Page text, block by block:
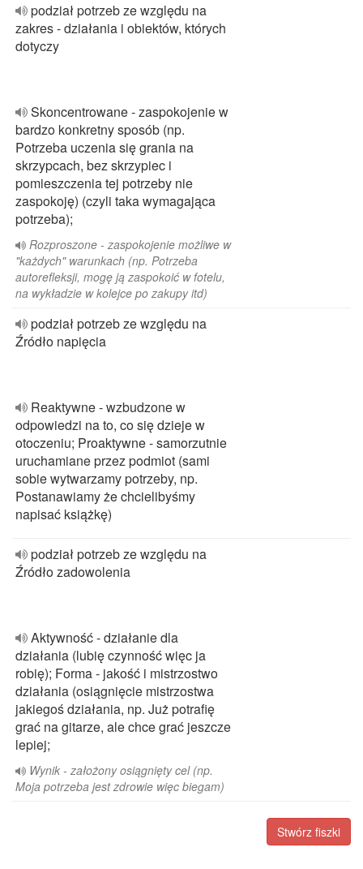
podział potrzeb ze względu na
zakres - działania i obiektów, których
dotyczy
Skoncentrowane - zaspokojenie w
bardzo konkretny sposób (np.
Potrzeba uczenia się grania na
skrzypcach, bez skrzypiec i
pomieszczenia tej potrzeby nie
zaspokoję) (czyli taka wymagająca
potrzeba);
Rozproszone - zaspokojenie możliwe w
"każdych" warunkach (np. Potrzeba
autorefleksji, mogę ją zaspokoić w fotelu,
na wykładzie w kolejce po zakupy itd)
podział potrzeb ze względu na
Źródło napięcia
Reaktywne - wzbudzone w
odpowiedzi na to, co się dzieje w
otoczeniu; Proaktywne - samorzutnie
uruchamiane przez podmiot (sami
sobie wytwarzamy potrzeby, np.
Postanawiamy że chcielibyśmy
napisać książkę)
podział potrzeb ze względu na
Źródło zadowolenia
Aktywność - działanie dla
działania (lubię czynność więc ja
robię); Forma - jakość i mistrzostwo
działania (osiągnięcie mistrzostwa
jakiegoś działania, np. Już potrafię
grać na gitarze, ale chce grać jeszcze
lepiej;
Wynik - założony osiągnięty cel (np.
Moja potrzeba jest zdrowie więc biegam)
Stwórz fiszki